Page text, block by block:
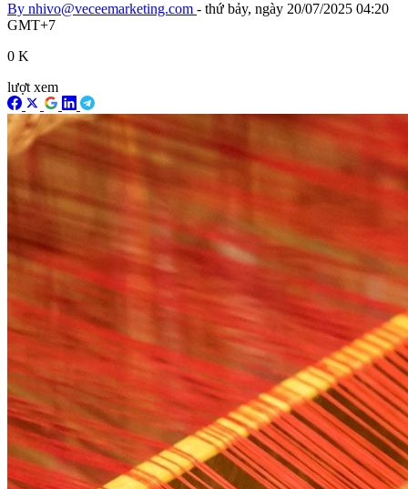
By nhivo@veceemarketing.com - thứ bảy, ngày 20/07/2025 04:20
GMT+7
0 K
lượt xem